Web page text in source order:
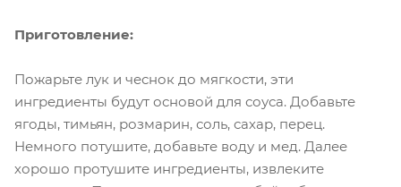
Приготовление:
Пожарьте лук и чеснок до мягкости, эти
ингредиенты будут основой для соуса. Добавьте
ягоды, тимьян, розмарин, соль, сахар, перец.
Немного потушите, добавьте воду и мед. Далее
хорошо протушите ингредиенты, извлеките